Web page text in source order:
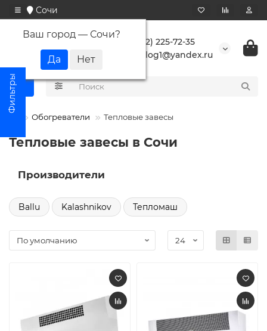
Сочи
Ваш город — Сочи?
+7 (862) 225-72-35
buranlog1@yandex.ru
Обогреватели Тепловые завесы
Тепловые завесы в Сочи
Производители
Ballu Kalashnikov Тепломаш